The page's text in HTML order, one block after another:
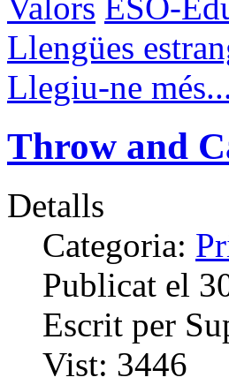
Valors ESO-
Llengües
Llegiu-ne
Throw and
Detalls
Categoria:
Publicat el
Escrit per
Vist: 3446